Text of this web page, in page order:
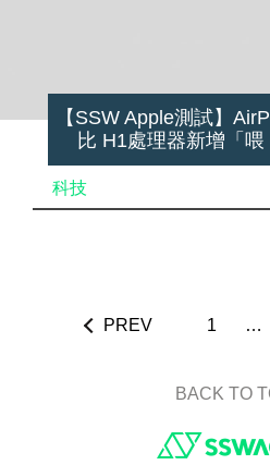
【SSW Apple測試】
比 H1處理器新增「
科技
PREV 1 …
BACK TO